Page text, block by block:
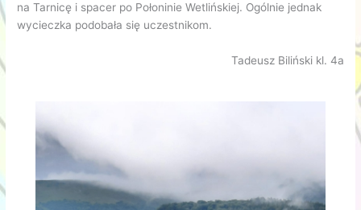
na Tarnicę i spacer po Połoninie Wetlińskiej. Ogólnie jednak
wycieczka podobała się uczestnikom.
Tadeusz Biliński kl. 4a